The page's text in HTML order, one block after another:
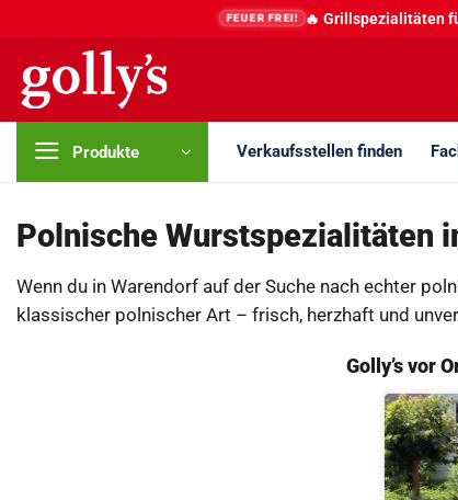
springen
FEUER FREI! 🔥 Grillspezialitäten
Produkte Verkaufsstellen finden
Polnische Wurstspezialitäten
Wenn du in Warendorf auf der Suche nach echter
klassischer polnischer Art – frisch, herzhaft und
Golly’s vor